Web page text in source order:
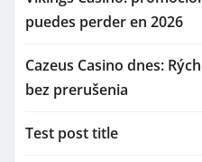
puedes perder en 2026
Cazeus Casino dnes:
bez prerušenia
Test post title